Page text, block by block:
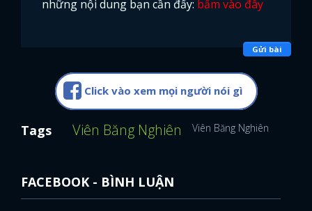
những nội dung bạn cần đấy: bấm vào đây
Gửi bài
Click vào xem mọi người nói gì
Tags Viên Băng Nghiên Viên Băng Nghiên
FACEBOOK - BÌNH LUẬN